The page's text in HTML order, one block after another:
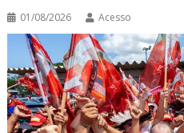
01/08/2026 Acesso